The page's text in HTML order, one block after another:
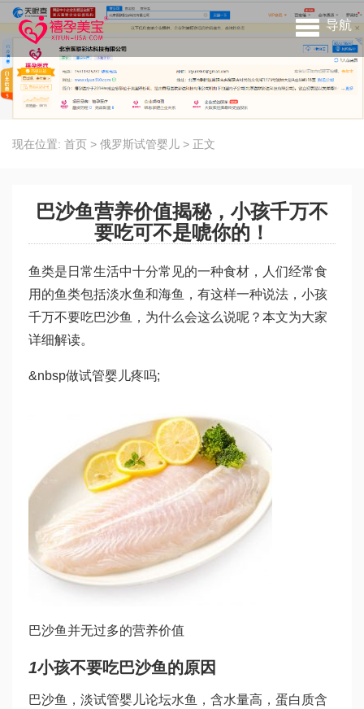
导航
现在位置: 首页 > 俄罗斯试管婴儿 > 正文
巴沙鱼营养价值揭秘，小孩千万不
要吃可不是唬你的！
鱼类是日常生活中十分常见的一种食材，人们经常食
用的鱼类包括淡水鱼和海鱼，有这样一种说法，小孩
千万不要吃巴沙鱼，为什么会这么说呢？本文为大家
详细解读。
&nbsp做试管婴儿疼吗;
巴沙鱼并无过多的营养价值
1小孩不要吃巴沙鱼的原因
巴沙鱼，淡试管婴儿论坛水鱼，含水量高，蛋白质含